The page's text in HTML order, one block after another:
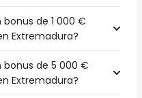
de 1 000 €
Extremadura?
de 5 000 €
Extremadura?